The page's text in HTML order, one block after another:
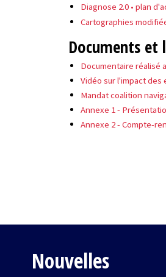
Diagnose 2.0 • plan
Cartographies
Documents et
Documentaire réalisé
Vidéo sur l'impact des
Mandat coalition
Annexe 1 -
Annexe 2 - Compte-
Nouvelles